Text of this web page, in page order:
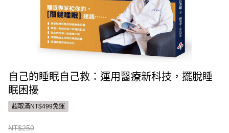
自己的睡眠自己救：運用醫療新科技，擺脫睡
眠困擾
超取滿NT$499免運
NT$250